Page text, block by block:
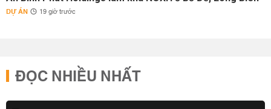
DỰ ÁN 19 giờ trước
ĐỌC NHIỀU NHẤT